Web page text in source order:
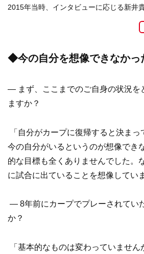
2015年当時、インタビューに応じる新井
◆今の自分を想像できなかっ
― まず、ここまでのご自身の状況を
ますか？
「自分がカープに復帰すると決まっ
今の自分がいるというのが想像でき
的な目標も全くありませんでした。
に試合に出ていることを想像してい
― 8年前にカープでプレーされてい
か？
「基本的なものは変わっていません